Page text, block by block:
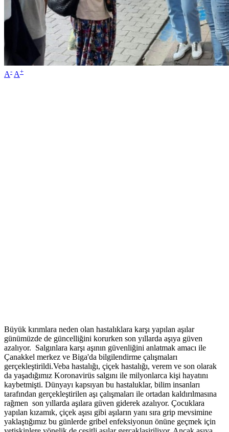
A- A+
Büyük kırımlara neden olan hastalıklara karşı yapılan aşılar
günümüzde de güncelliğini korurken son yıllarda aşıya güven
azalıyor. Salgınlara karşı aşının güvenliğini anlatmak amacı ile
Çanakkel merkez ve Biga'da bilgilendirme çalışmaları
gerçekleştirildi.Veba hastalığı, çiçek hastalığı, verem ve son olarak
da yaşadığımız Koronavirüs salgını ile milyonlarca kişi hayatını
kaybetmişti. Dünyayı kapsıyan bu hastaluklar, bilim insanları
tarafından gerçekleştirilen aşı çalışmaları ile ortadan kaldırılmasına
rağmen son yıllarda aşılara güven giderek azalıyor. Çocuklara
yapılan kızamık, çiçek aşısı gibi aşıların yanı sıra grip mevsimine
yaklaştığımız bu günlerde gribel enfeksiyonun önüne geçmek için